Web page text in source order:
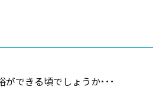
できる頃でしょうか･･･